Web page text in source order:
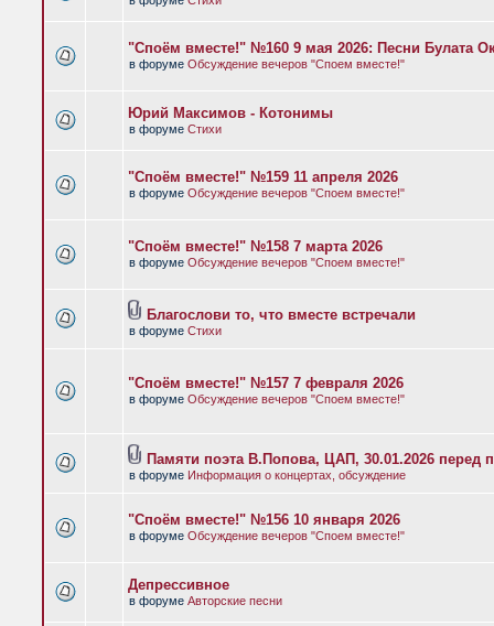
"Споём вместе!" №160 9 мая 2026: Песни Булата
в форуме Обсуждение вечеров "Споем вместе!"
Юрий Максимов - Котонимы
в форуме Стихи
"Споём вместе!" №159 11 апреля 2026
в форуме Обсуждение вечеров "Споем вместе!"
"Споём вместе!" №158 7 марта 2026
в форуме Обсуждение вечеров "Споем вместе!"
Благослови то, что вместе встречали
в форуме Стихи
"Споём вместе!" №157 7 февраля 2026
в форуме Обсуждение вечеров "Споем вместе!"
Памяти поэта В.Попова, ЦАП, 30.01.2026 перед
в форуме Информация о концертах, обсуждение
"Споём вместе!" №156 10 января 2026
в форуме Обсуждение вечеров "Споем вместе!"
Депрессивное
в форуме Авторские песни